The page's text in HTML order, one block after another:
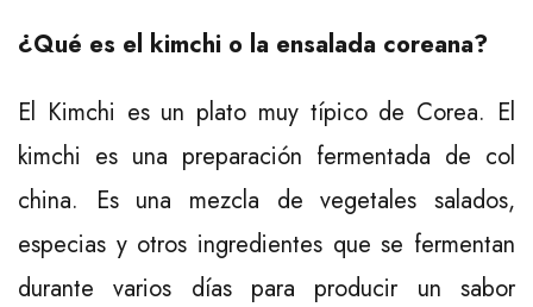
¿Qué es el kimchi o la ensalada coreana?
El Kimchi es un plato muy típico de Corea. El
kimchi es una preparación fermentada de col
china. Es una mezcla de vegetales salados,
especias y otros ingredientes que se fermentan
durante varios días para producir un sabor